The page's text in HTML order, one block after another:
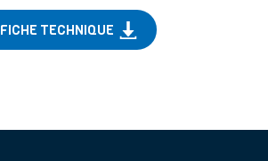
FICHE TECHNIQUE